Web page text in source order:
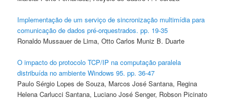
Implementação de um serviço de sincronização multimídia para
comunicação de dados pré-orquestrados. pp. 19-35
Ronaldo Mussauer de Lima, Otto Carlos Muniz B. Duarte
O impacto do protocolo TCP/IP na computação paralela
distribuída no ambiente Windows 95. pp. 36-47
Paulo Sérgio Lopes de Souza, Marcos José Santana, Regina
Helena Carlucci Santana, Luciano José Senger, Robson Picinato